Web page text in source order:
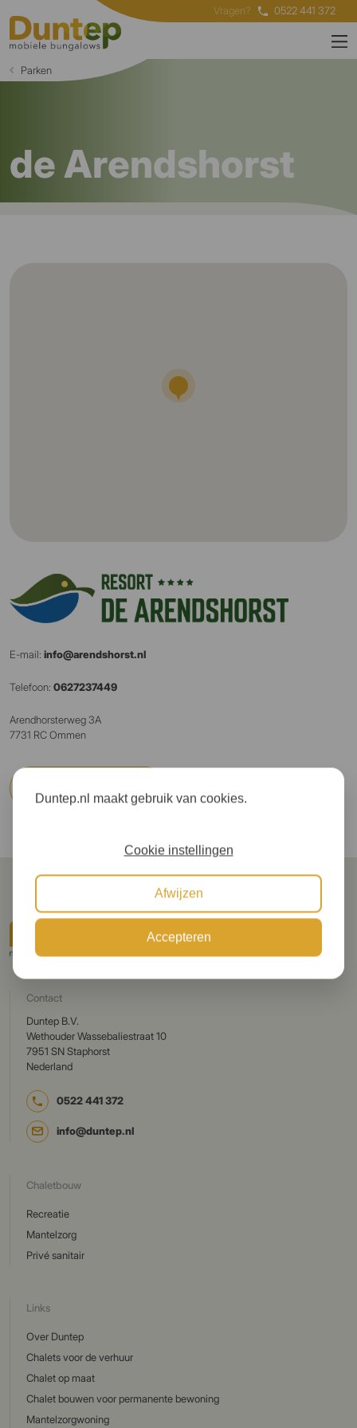
Vragen? 0522 441 372
Parken
de Arendshorst
E-mail: info@arendshorst.nl
Telefoon: 0627237449
Arendhorsterweg 3A
7731 RC Ommen
Contact
Duntep B.V.
Wethouder Wassebaliestraat 10
7951 SN Staphorst
Nederland
0522 441 372
info@duntep.nl
Chaletbouw
Recreatie
Mantelzorg
Privé sanitair
Links
Over Duntep
Chalets voor de verhuur
Chalet op maat
Chalet bouwen voor permanente bewoning
Mantelzorgwoning
Duntep.nl maakt gebruik van cookies.
Cookie instellingen
Afwijzen
Accepteren